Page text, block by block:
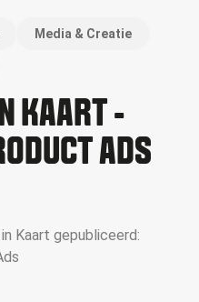
Media & Creatie
KAART -
ADS
Kaart gepubliceerd: